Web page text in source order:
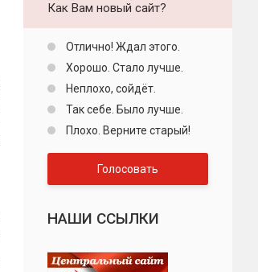
Как Вам новый сайт?
Отлично! Ждал этого.
Хорошо. Стало лучше.
Неплохо, сойдёт.
Так себе. Было лучше.
Плохо. Верните старый!
Голосовать
НАШИ ССЫЛКИ